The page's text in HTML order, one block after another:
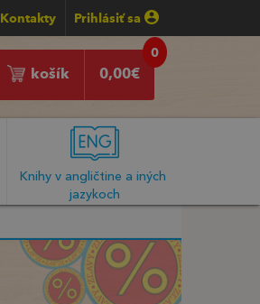
Kontakty Prihlásiť sa
0
0,00€
košík
Knihy v angličtine a iných
jazykoch